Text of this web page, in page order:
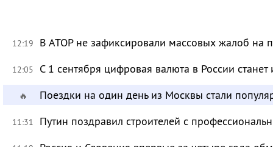
12:19 В АТОР не зафиксировали массовых жалоб на
12:05 С 1 сентября цифровая валюта в России
🔥 Поездки на один день из Москвы стали
11:31 Путин поздравил строителей с